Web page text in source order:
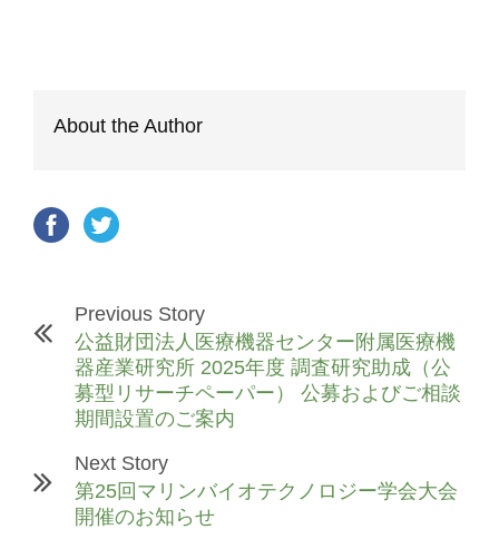
About the Author
Previous Story
公益財団法人医療機器センター附属医療機
器産業研究所 2025年度 調査研究助成（公
募型リサーチペーパー） 公募およびご相談
期間設置のご案内
Next Story
第25回マリンバイオテクノロジー学会大会
開催のお知らせ